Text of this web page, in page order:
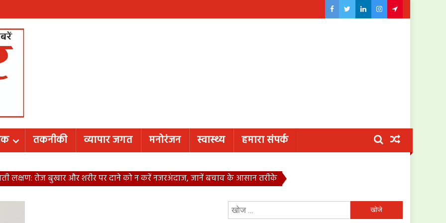
तकनीकी व्यापार जगत मनोरंजन स्वास्थ्य हमारा संपर्क
लक्षण: तेज बुखार और शरीर पर दाने को न करें नजरअंदाज, जानें बचाव के आसान तरीके